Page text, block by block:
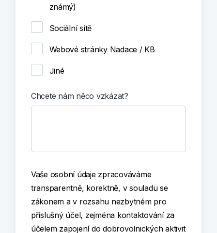
známý)
Sociální sítě
Webové stránky Nadace / KB
Jiné
Chcete nám něco vzkázat?
Vaše osobní údaje zpracováváme
transparentně, korektně, v souladu se
zákonem a v rozsahu nezbytném pro
příslušný účel, zejména kontaktování za
účelem zapojení do dobrovolnických aktivit